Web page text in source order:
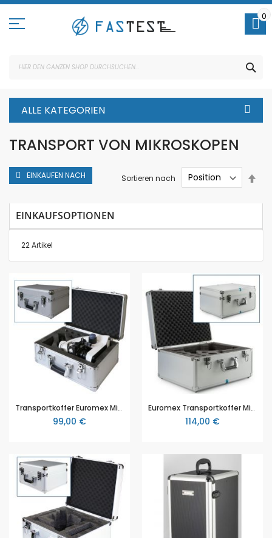
Direkt
Inhalt
0
ALLE KATEGORIEN
TRANSPORT VON MIKROSKOPEN
22Artikel
Sortieren nach
Transportkoffer Euromex MicroBlue Serie (MB.9900)
99,00 €
Euromex Transportkoffer Mikroskope, BB.9900 (BioBlue.lab)
114,00 €
EINKAUFEN NACH
EINKAUFSOPTIONEN